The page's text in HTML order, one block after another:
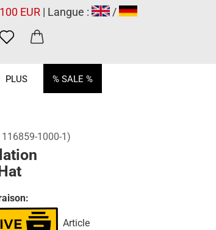
EUR | Langue : /
% SALE %
PLUS
116859-1000-1)
Article